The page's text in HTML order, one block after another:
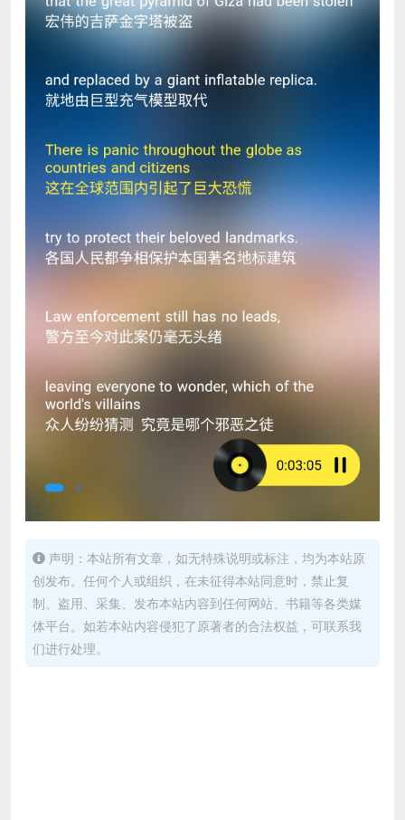
声明：本站所有文章，如无特殊说明或标注，均为本站原
创发布。任何个人或组织，在未征得本站同意时，禁止复
制、盗用、采集、发布本站内容到任何网站、书籍等各类媒
体平台。如若本站内容侵犯了原著者的合法权益，可联系我
们进行处理。